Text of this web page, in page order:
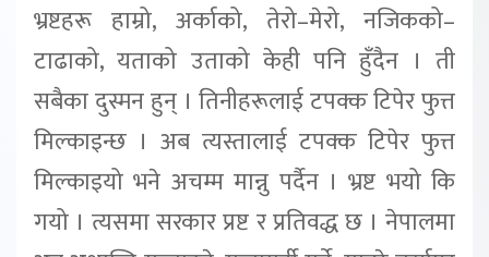
भ्रष्टहरू हाम्रो, अर्काको, तेरो–मेरो, नजिकको–
टाढाको, यताको उताको केही पनि हुँदैन । ती
सबैका दुस्मन हुन् । तिनीहरूलाई टपक्क टिपेर फुत्त
मिल्काइन्छ । अब त्यस्तालाई टपक्क टिपेर फुत्त
मिल्काइयो भने अचम्म मान्नु पर्दैन । भ्रष्ट भयो कि
गयो । त्यसमा सरकार प्रष्ट र प्रतिवद्ध छ । नेपालमा